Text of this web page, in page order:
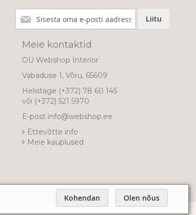
Kohendan Olen nõus
meie
Liitu
Meie kontaktid
OÜ Webshop Interior
Vabaduse 1, Võru, 65609
Helistage (+372) 78 60 145
või (+372) 521 5970
E-post info@webshop.ee
Ettevõtte info
Meie kauplused